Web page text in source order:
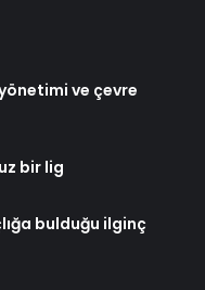
ve çevre
bir lig
bulduğu ilginç